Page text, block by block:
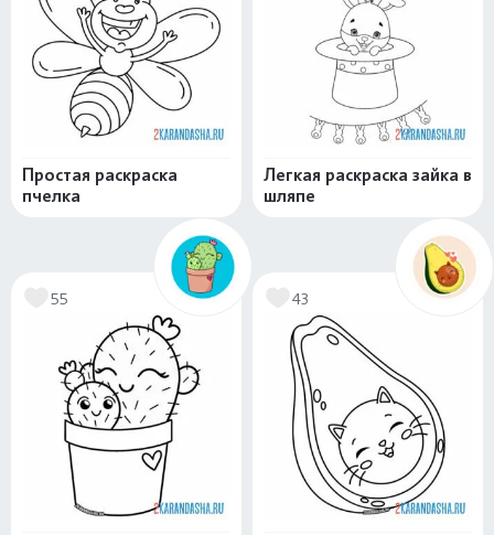
Простая раскраска
пчелка
Легкая раскраска зайка в
шляпе
55 43